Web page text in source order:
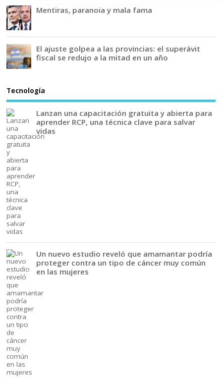
Mentiras, paranoia y mala fama
El ajuste golpea a las provincias: el superávit
fiscal se redujo a la mitad en un año
Tecnología
Lanzan una capacitación gratuita y abierta para
aprender RCP, una técnica clave para salvar
vidas
Un nuevo estudio reveló que amamantar podría
proteger contra un tipo de cáncer muy común
en las mujeres